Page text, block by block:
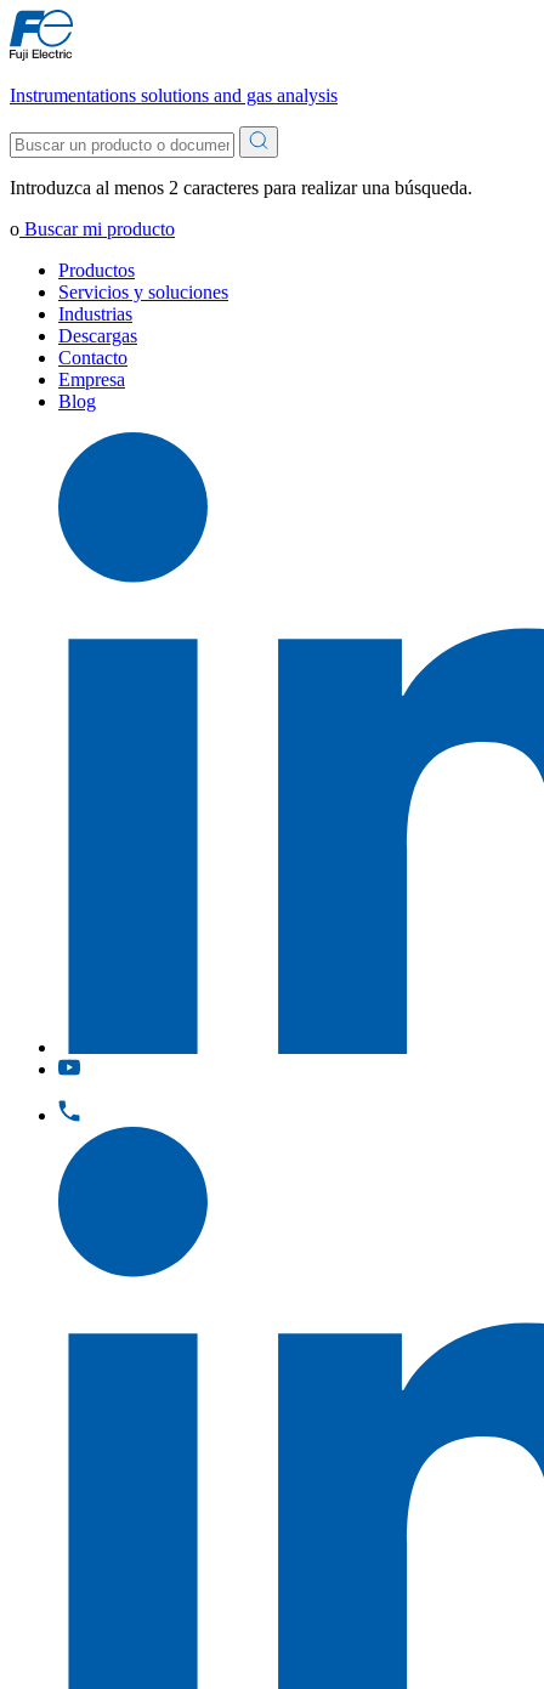
Instrumentations solutions and gas analysis
Introduzca al menos 2 caracteres para realizar una búsqueda.
o Buscar mi producto
Productos
Servicios y soluciones
Industrias
Descargas
Contacto
Empresa
Blog